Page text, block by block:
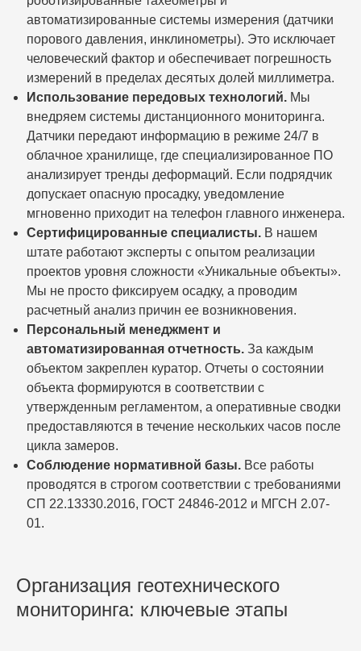
автоматизированные системы измерения (датчики
порового давления, инклинометры). Это исключает
человеческий фактор и обеспечивает погрешность
измерений в пределах десятых долей миллиметра.
Использование передовых технологий.Мы
внедряем системы дистанционного мониторинга.
Датчики передают информацию в режиме 24/7 в
облачное хранилище, где специализированное ПО
анализирует тренды деформаций. Если подрядчик
допускает опасную просадку, уведомление
мгновенно приходит на телефон главного инженера.
Сертифицированные специалисты.В нашем
штате работают эксперты с опытом реализации
проектов уровня сложности «Уникальные объекты».
Мы не просто фиксируем осадку, а проводим
расчетный анализ причин ее возникновения.
Персональный менеджмент и
автоматизированная отчетность.За каждым
объектом закреплен куратор. Отчеты о состоянии
объекта формируются в соответствии с
утвержденным регламентом, а оперативные сводки
предоставляются в течение нескольких часов после
цикла замеров.
Соблюдение нормативной базы.Все работы
проводятся в строгом соответствии с требованиями
СП 22.13330.2016, ГОСТ 24846-2012 и МГСН 2.07-
01.
Организация геотехнического
мониторинга: ключевые этапы